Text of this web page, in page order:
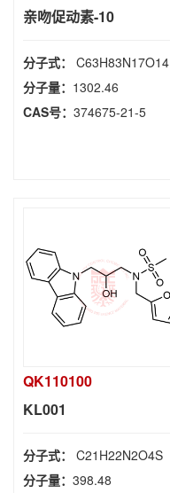
亲吻促动素-10
分子式： C63H83N17O14
分子量： 1302.46
CAS号： 374675-21-5
QK110100
KL001
分子式： C21H22N2O4S
分子量： 398.48